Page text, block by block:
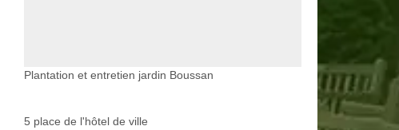
Plantation et entretien jardin Boussan
5 place de l'hôtel de ville